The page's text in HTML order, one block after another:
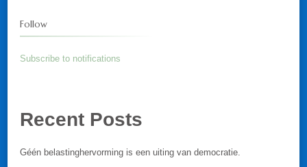
Follow
Subscribe to notifications
Recent Posts
Géén belastinghervorming is een uiting van democratie.